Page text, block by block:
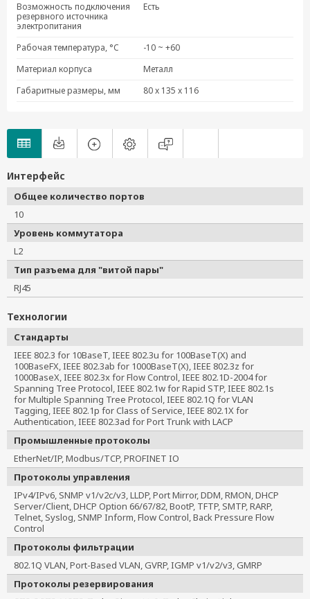
Возможность подключения
резервного источника
электропитания
Есть
Рабочая температура, °C
-10 ~ +60
Материал корпуса
Металл
Габаритные размеры, мм
80 x 135 x 116
Интерфейс
Общее количество портов
10
Уровень коммутатора
L2
Тип разъема для "витой пары"
RJ45
Технологии
Стандарты
IEEE 802.3 for 10BaseT, IEEE 802.3u for 100BaseT(X) and
100BaseFX, IEEE 802.3ab for 1000BaseT(X), IEEE 802.3z for
1000BaseX, IEEE 802.3x for Flow Control, IEEE 802.1D-2004 for
Spanning Tree Protocol, IEEE 802.1w for Rapid STP, IEEE 802.1s
for Multiple Spanning Tree Protocol, IEEE 802.1Q for VLAN
Tagging, IEEE 802.1p for Class of Service, IEEE 802.1X for
Authentication, IEEE 802.3ad for Port Trunk with LACP
Промышленные протоколы
EtherNet/IP, Modbus/TCP, PROFINET IO
Протоколы управления
IPv4/IPv6, SNMP v1/v2c/v3, LLDP, Port Mirror, DDM, RMON, DHCP
Server/Client, DHCP Option 66/67/82, BootP, TFTP, SMTP, RARP,
Telnet, Syslog, SNMP Inform, Flow Control, Back Pressure Flow
Control
Протоколы фильтрации
802.1Q VLAN, Port-Based VLAN, GVRP, IGMP v1/v2/v3, GMRP
Протоколы резервирования